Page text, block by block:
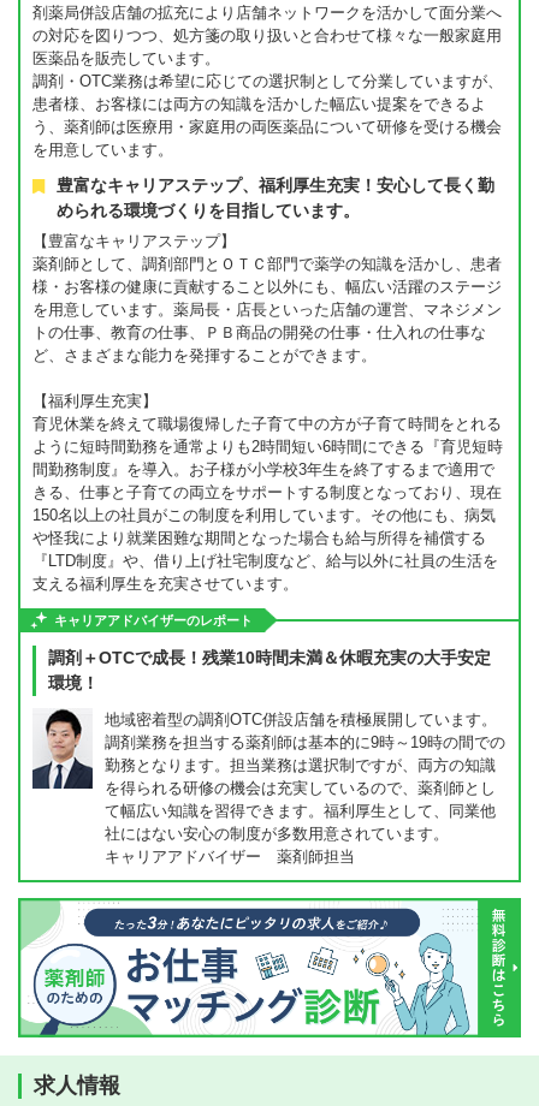
剤薬局併設店舗の拡充により店舗ネットワークを活かして面分業へ
の対応を図りつつ、処方箋の取り扱いと合わせて様々な一般家庭用
医薬品を販売しています。
調剤・OTC業務は希望に応じての選択制として分業していますが、
患者様、お客様には両方の知識を活かした幅広い提案をできるよ
う、薬剤師は医療用・家庭用の両医薬品について研修を受ける機会
を用意しています。
豊富なキャリアステップ、福利厚生充実！安心して長く勤
められる環境づくりを目指しています。
【豊富なキャリアステップ】
薬剤師として、調剤部門とＯＴＣ部門で薬学の知識を活かし、患者
様・お客様の健康に貢献すること以外にも、幅広い活躍のステージ
を用意しています。薬局長・店長といった店舗の運営、マネジメン
トの仕事、教育の仕事、ＰＢ商品の開発の仕事・仕入れの仕事な
ど、さまざまな能力を発揮することができます。
【福利厚生充実】
育児休業を終えて職場復帰した子育て中の方が子育て時間をとれる
ように短時間勤務を通常よりも2時間短い6時間にできる『育児短時
間勤務制度』を導入。お子様が小学校3年生を終了するまで適用で
きる、仕事と子育ての両立をサポートする制度となっており、現在
150名以上の社員がこの制度を利用しています。その他にも、病気
や怪我により就業困難な期間となった場合も給与所得を補償する
『LTD制度』や、借り上げ社宅制度など、給与以外に社員の生活を
支える福利厚生を充実させています。
キャリアアドバイザーのレポート
調剤＋OTCで成長！残業10時間未満＆休暇充実の大手安定
環境！
地域密着型の調剤OTC併設店舗を積極展開しています。
調剤業務を担当する薬剤師は基本的に9時～19時の間での
勤務となります。担当業務は選択制ですが、両方の知識
を得られる研修の機会は充実しているので、薬剤師とし
て幅広い知識を習得できます。福利厚生として、同業他
社にはない安心の制度が多数用意されています。
キャリアアドバイザー 薬剤師担当
求人情報